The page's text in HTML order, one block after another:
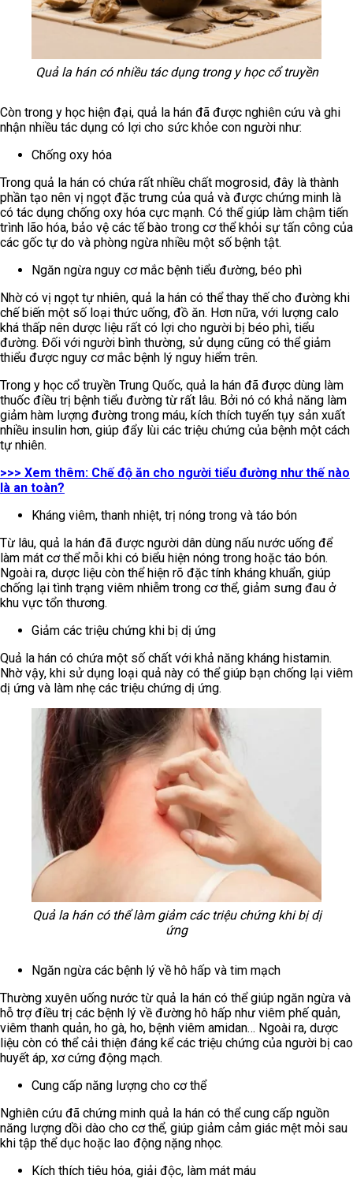
Quả la hán có nhiều tác dụng trong y học cổ truyền
Còn trong y học hiện đại, quả la hán đã được nghiên cứu và ghi
nhận nhiều tác dụng có lợi cho sức khỏe con người như:
Chống oxy hóa
Trong quả la hán có chứa rất nhiều chất mogrosid, đây là thành
phần tạo nên vị ngọt đặc trưng của quả và được chứng minh là
có tác dụng chống oxy hóa cực mạnh. Có thể giúp làm chậm tiến
trình lão hóa, bảo vệ các tế bào trong cơ thể khỏi sự tấn công của
các gốc tự do và phòng ngừa nhiều một số bệnh tật.
Ngăn ngừa nguy cơ mắc bệnh tiểu đường, béo phì
Nhờ có vị ngọt tự nhiên, quả la hán có thể thay thế cho đường khi
chế biến một số loại thức uống, đồ ăn. Hơn nữa, với lượng calo
khá thấp nên dược liệu rất có lợi cho người bị béo phì, tiểu
đường. Đối với người bình thường, sử dụng cũng có thể giảm
thiểu được nguy cơ mắc bệnh lý nguy hiểm trên.
Trong y học cổ truyền Trung Quốc, quả la hán đã được dùng làm
thuốc điều trị bệnh tiểu đường từ rất lâu. Bởi nó có khả năng làm
giảm hàm lượng đường trong máu, kích thích tuyến tụy sản xuất
nhiều insulin hơn, giúp đẩy lùi các triệu chứng của bệnh một cách
tự nhiên.
>>> Xem thêm: Chế độ ăn cho người tiểu đường như thế nào
là an toàn?
Kháng viêm, thanh nhiệt, trị nóng trong và táo bón
Từ lâu, quả la hán đã được người dân dùng nấu nước uống để
làm mát cơ thể mỗi khi có biểu hiện nóng trong hoặc táo bón.
Ngoài ra, dược liệu còn thể hiện rõ đặc tính kháng khuẩn, giúp
chống lại tình trạng viêm nhiễm trong cơ thể, giảm sưng đau ở
khu vực tổn thương.
Giảm các triệu chứng khi bị dị ứng
Quả la hán có chứa một số chất với khả năng kháng histamin.
Nhờ vậy, khi sử dụng loại quả này có thể giúp bạn chống lại viêm
dị ứng và làm nhẹ các triệu chứng dị ứng.
Quả la hán có thể làm giảm các triệu chứng khi bị dị
ứng
Ngăn ngừa các bệnh lý về hô hấp và tim mạch
Thường xuyên uống nước từ quả la hán có thể giúp ngăn ngừa và
hỗ trợ điều trị các bệnh lý về đường hô hấp như viêm phế quản,
viêm thanh quản, ho gà, ho, bệnh viêm amidan… Ngoài ra, dược
liệu còn có thể cải thiện đáng kể các triệu chứng của người bị cao
huyết áp, xơ cứng động mạch.
Cung cấp năng lượng cho cơ thể
Nghiên cứu đã chứng minh quả la hán có thể cung cấp nguồn
năng lượng dồi dào cho cơ thể, giúp giảm cảm giác mệt mỏi sau
khi tập thể dục hoặc lao động nặng nhọc.
Kích thích tiêu hóa, giải độc, làm mát máu